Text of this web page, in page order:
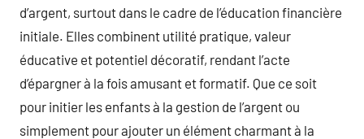
d’argent, surtout dans le cadre de l’éducation financière
initiale. Elles combinent utilité pratique, valeur
éducative et potentiel décoratif, rendant l’acte
d’épargner à la fois amusant et formatif. Que ce soit
pour initier les enfants à la gestion de l’argent ou
simplement pour ajouter un élément charmant à la